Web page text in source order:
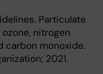
Particulate
ozone, nitrogen
carbon monoxide.
2021.